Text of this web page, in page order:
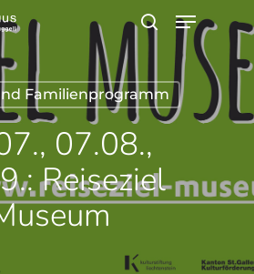
search
Menu
Familienprogramm
07.08.,
Reiseziel